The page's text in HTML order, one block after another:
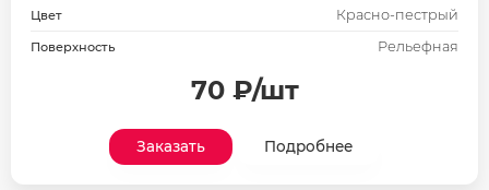
Цвет Красно-пестрый
Поверхность Рельефная
70 ₽/шт
Заказать Подробнее